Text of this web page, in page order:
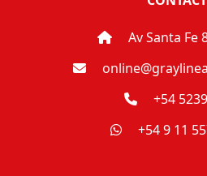
Av Santa Fe
+54
+54 9 11